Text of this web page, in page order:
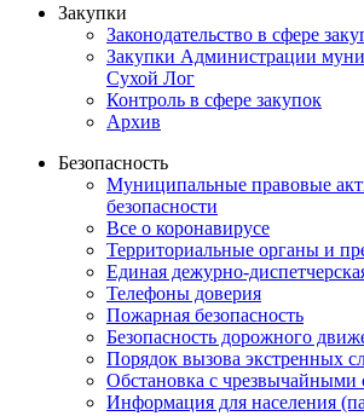
Закупки
Законодательство в сфере
Закупки Администрации
Сухой Лог
Контроль в сфере закупок
Архив
Безопасность
Муниципальные правовые
безопасности
Все о коронавирусе
Территориальные органы и
Единая дежурно-
Телефоны доверия
Пожарная безопасность
Безопасность дорожного
Порядок вызова экстренных
Обстановка с чрезвычайными
Информация для населения